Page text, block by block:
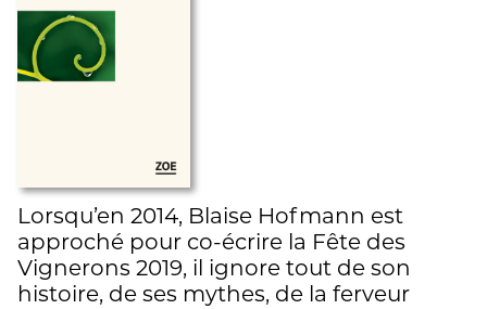
Lorsqu’en 2014, Blaise Hofmann est
approché pour co-écrire la Fête des
Vignerons 2019, il ignore tout de son
histoire, de ses mythes, de la ferveur